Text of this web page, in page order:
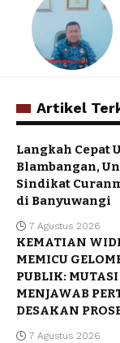
Artikel
Langkah Cepat
Blambangan,
Sindikat
di Banyuwangi
7 Agustus 2026
KEMATIAN
MEMICU
PUBLIK:
MENJAWAB
DESAKAN
7 Agustus 2026